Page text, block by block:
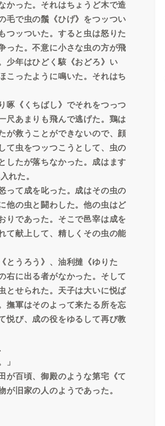
かった。それはちょうど木で造
毛で虫の鬚《ひげ》をつッつい
つッついた。すると虫は怒りた
った。不意に小さな虫の方が飛
少年はひどく駭《おどろ》い
こったように鳴いた。それはち
啄《くちばし》でそれをつっつ
尺あまりも飛んで逃げた。鶏は
が救うことができないので、顔
て虫をつッつこうとして、虫の
したが落ちなかった。成はます
れた。
って成を叱った。成はその虫の
他の虫と闘わした。他の虫はど
りであった。そこで邑宰は成を
て献上して、精しくその虫の能
とうろう》、油利撻《ゆりた
右に出る者がなかった。そして
とせられた。天子は大いに悦ば
撫軍はそのよって来たる所を忘
悦び、成の役をゆるして再び教
が百頃、御殿のような第宅《て
旧家の人のようであった。